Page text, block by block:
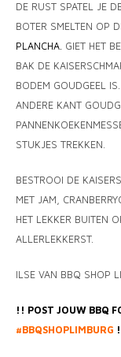
DE RUST SPATEL JE
BOTER SMELTEN OP
PLANCHA. GIET HET
BAK DE
BODEM GOUDGEEL
ANDERE KANT
STUKJES TREKKEN.
BESTROOI DE
MET JAM,
HET LEKKER BUITEN
ALLERLEKKERST.
ILSE VAN BBQ SHOP
!! POST JOUW BBQ
#BBQSHOPLIMBURG